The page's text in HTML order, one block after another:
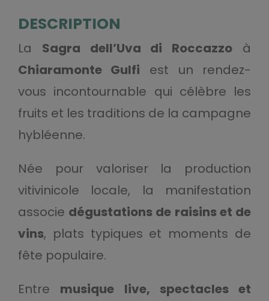
DESCRIPTION
La Sagra dell’Uva di Roccazzo à
Chiaramonte Gulfi est un rendez-
vous incontournable qui célèbre les
fruits et les traditions de la campagne
hybléenne.
Née pour valoriser la production
vitivinicole locale, la manifestation
associe dégustations de raisins et de
vins, plats typiques et moments de
fête populaire.
Entre musique live, spectacles et